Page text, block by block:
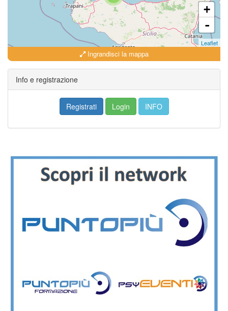
+
-
Leaflet
Ingrandisci la mappa
Info e registrazione
Registrati Login INFO